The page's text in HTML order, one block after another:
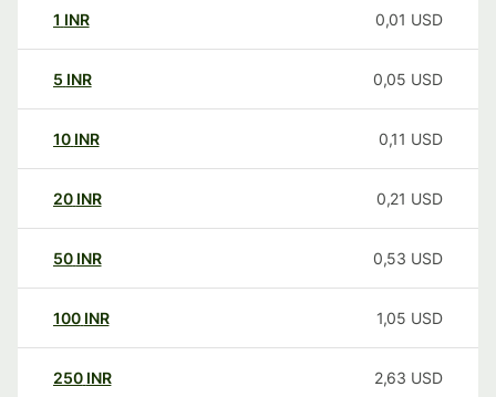
1 INR 0,01 USD
5 INR 0,05 USD
10 INR 0,11 USD
20 INR 0,21 USD
50 INR 0,53 USD
100 INR 1,05 USD
250 INR 2,63 USD